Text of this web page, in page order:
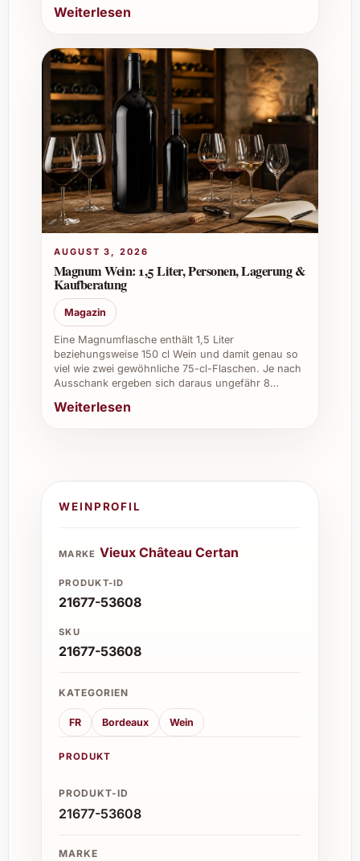
Wertschätzung und schafft nachhaltige
Bestellen Sie jetzt Vieux Château Certan 2021
und gönnen Sie sich und Ihren Liebsten den
Luxus einer ganz besonderen Wein-
Erfahrung!
Weiterlesen
AUGUST 3, 2026
Magnum Wein: 1,5 Liter, Personen, Lagerung &
Kaufberatung
Magazin
Eine Magnumflasche enthält 1,5 Liter
beziehungsweise 150 cl Wein und damit genau so
viel wie zwei gewöhnliche 75-cl-Flaschen. Je nach
Ausschank ergeben sich daraus ungefähr 8…
Weiterlesen
WEINPROFIL
MARKE Vieux Château Certan
PRODUKT-ID
21677-53608
SKU
21677-53608
KATEGORIEN
FR Bordeaux Wein
PRODUKT
PRODUKT-ID
21677-53608
MARKE